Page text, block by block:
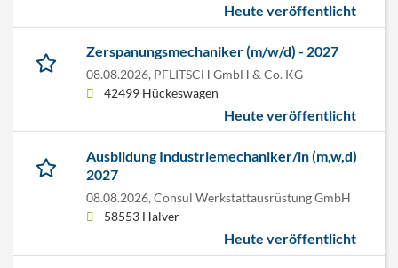
Heute veröffentlicht
Zerspanungsmechaniker (m/w/d) - 2027
08.08.2026, PFLITSCH GmbH & Co. KG
42499 Hückeswagen
Heute veröffentlicht
Ausbildung Industriemechaniker/in (m,w,d)
2027
08.08.2026, Consul Werkstattausrüstung GmbH
58553 Halver
Heute veröffentlicht